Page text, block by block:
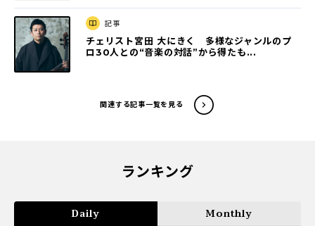
記事
チェリスト宮田 大にきく 多様なジャンルのプ
ロ30人との“音楽の対話”から得たも...
関連する記事一覧を見る
ランキング
Daily Monthly